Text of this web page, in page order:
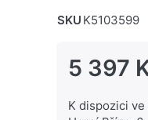
SKU K5103599
5 397
K dispozici ve